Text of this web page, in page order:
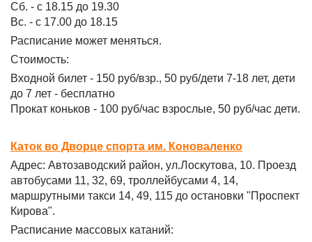
Сб. - с 18.15 до 19.30
Вс. - с 17.00 до 18.15
Расписание может меняться.
Стоимость:
Входной билет - 150 руб/взр., 50 руб/дети 7-18 лет, дети
до 7 лет - бесплатно
Прокат коньков - 100 руб/час взрослые, 50 руб/час дети.
Каток во Дворце спорта им. Коноваленко
Адрес: Автозаводский район, ул.Лоскутова, 10. Проезд
автобусами 11, 32, 69, троллейбусами 4, 14,
маршрутными такси 14, 49, 115 до остановки "Проспект
Кирова".
Расписание массовых катаний: